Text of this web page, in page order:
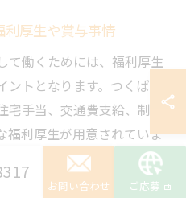
利厚生や賞与事情
て働くためには、福利厚生
トとなります。つくば市
宅手当、交通費支給、制服
福利厚生が用意されていま
など、ライフステージに応
確認することが大切です。
お問い合わせ ご応募